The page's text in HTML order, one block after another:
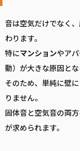
音は空気だけでなく
わります。
特にマンションやア
動）が大きな原因とな
そのため、単純に壁
りません。
固体音と空気音の両
が求められます。